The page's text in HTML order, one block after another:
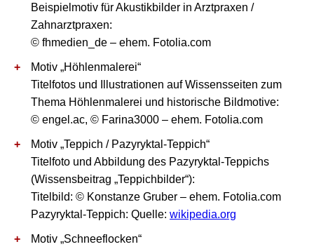
Beispielmotiv für Akustikbilder in Arztpraxen /
Zahnarztpraxen:
© fhmedien_de – ehem. Fotolia.com
Motiv „Höhlenmalerei“
Titelfotos und Illustrationen auf Wissensseiten zum
Thema Höhlenmalerei und historische Bildmotive:
© engel.ac, © Farina3000 – ehem. Fotolia.com
Motiv „Teppich / Pazyryktal-Teppich“
Titelfoto und Abbildung des Pazyryktal-Teppichs
(Wissensbeitrag „Teppichbilder“):
Titelbild: © Konstanze Gruber – ehem. Fotolia.com
Pazyryktal-Teppich: Quelle: wikipedia.org
Motiv „Schneeflocken“